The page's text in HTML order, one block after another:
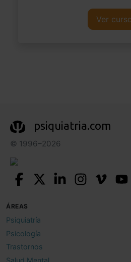
Ver
psiquiatria.com
© 1996–2026
ÁREAS
Psiquiatría
Psicología
Trastornos
Salud Mental